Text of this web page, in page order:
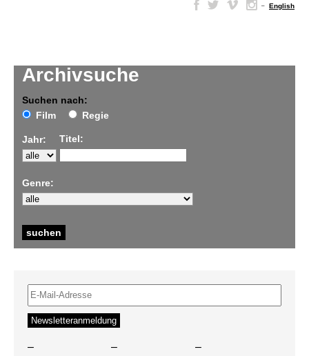
– English
Archivsuche
Suchen nach:
Film
Regie
Jahr: Titel:
Genre:
– – –